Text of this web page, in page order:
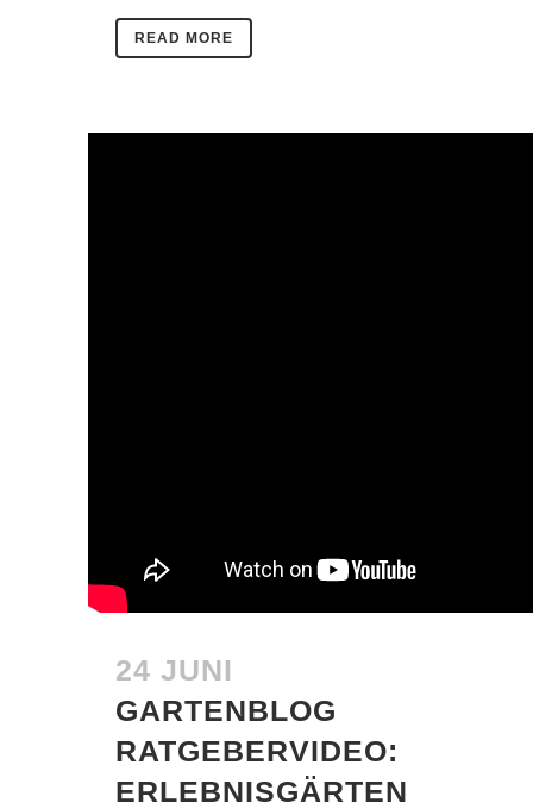
READ MORE
24 JUNI
GARTENBLOG
RATGEBERVIDEO:
ERLEBNISGÄRTEN